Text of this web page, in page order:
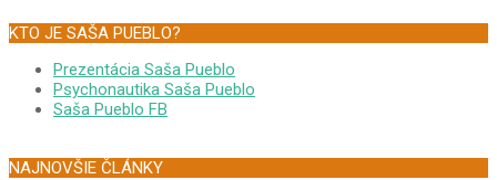
KTO JE SAŠA PUEBLO?
Prezentácia Saša Pueblo
Psychonautika Saša Pueblo
Saša Pueblo FB
NAJNOVŠIE ČLÁNKY